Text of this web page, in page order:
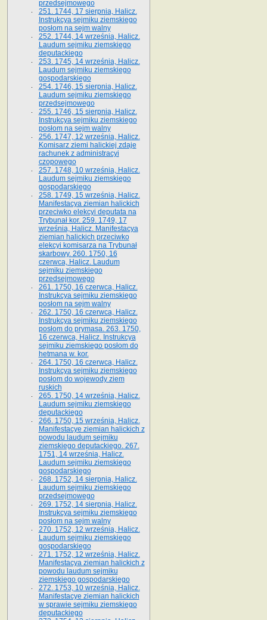
przedsejmowego
251. 1744, 17 sierpnia, Halicz.
Instrukcya sejmiku ziemskiego
posłom na sejm walny
252. 1744, 14 września, Halicz.
Laudum sejmiku ziemskiego
deputackiego
253. 1745, 14 września, Halicz.
Laudum sejmiku ziemskiego
gospodarskiego
254. 1746, 15 sierpnia, Halicz.
Laudum sejmiku ziemskiego
przedsejmowego
255. 1746, 15 sierpnia, Halicz.
Instrukcya sejmiku ziemskiego
posłom na sejm walny
256. 1747, 12 września, Halicz.
Komisarz ziemi halickiej zdaje
rachunek z administracyi
czopowego
257. 1748, 10 września, Halicz.
Laudum sejmiku ziemskiego
gospodarskiego
258. 1749, 15 września, Halicz.
Manifestacya ziemian halickich
przeciwko elekcyi deputata na
Trybunał kor. 259. 1749, 17
września, Halicz. Manifestacya
ziemian halickich przeciwko
elekcyi komisarza na Trybunał
skarbowy. 260. 1750, 16
czerwca, Halicz. Laudum
sejmiku ziemskiego
przedsejmowego
261. 1750, 16 czerwca, Halicz.
Instrukcya sejmiku ziemskiego
posłom na sejm walny
262. 1750, 16 czerwca, Halicz.
Instrukcya sejmiku ziemskiego
posłom do prymasa. 263. 1750,
16 czerwca, Halicz. Instrukcya
sejmiku ziemskiego posłom do
hetmana w. kor.
264. 1750, 16 czerwca, Halicz.
Instrukcya sejmiku ziemskiego
posłom do wojewody ziem
ruskich
265. 1750, 14 września, Halicz.
Laudum sejmiku ziemskiego
deputackiego
266. 1750, 15 września, Halicz.
Manifestacye ziemian halickich z
powodu laudum sejmiku
ziemskiego deputackiego. 267.
1751, 14 września, Halicz.
Laudum sejmiku ziemskiego
gospodarskiego
268. 1752, 14 sierpnia, Halicz.
Laudum sejmiku ziemskiego
przedsejmowego
269. 1752, 14 sierpnia, Halicz.
Instrukcya sejmiku ziemskiego
posłom na sejm walny
270. 1752, 12 września, Halicz.
Laudum sejmiku ziemskiego
gospodarskiego
271. 1752, 12 września, Halicz.
Manifestacya ziemian halickich z
powodu laudum sejmiku
ziemskiego gospodarskiego
272. 1753, 10 września, Halicz.
Manifestacye ziemian halickich
w sprawie sejmiku ziemskiego
deputackiego